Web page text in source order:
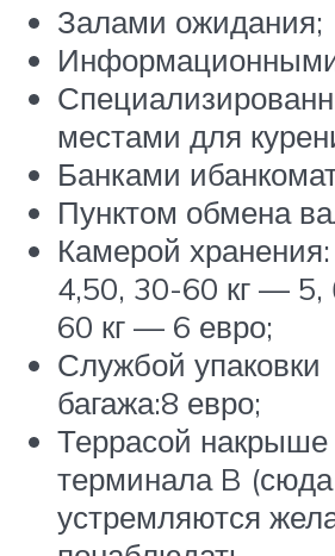
Залами ожидания;
местами для
Банками
Пунктом обмена
Камерой
4,50, 30-60 кг — 5,
60 кг — 6 евро;
Службой упаковки
багажа:8 евро;
Террасой накрыше
терминала B (сюда
устремляются